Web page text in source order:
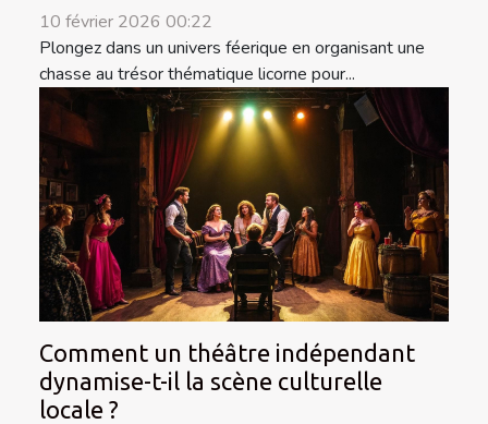
10 février 2026 00:22
Plongez dans un univers féerique en organisant une
chasse au trésor thématique licorne pour...
Comment un théâtre indépendant
dynamise-t-il la scène culturelle
locale ?